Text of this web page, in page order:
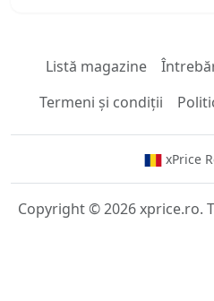
Listă magazine
Termeni și condiții
xPrice
Copyright © 2026 xprice.ro.